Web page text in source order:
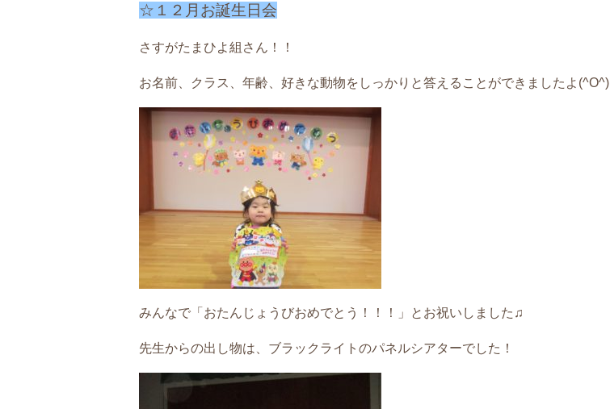
☆１２月お誕生日会
さすがたまひよ組さん！！
お名前、クラス、年齢、好きな動物をしっかりと答えることができましたよ(^O^)
みんなで「おたんじょうびおめでとう！！！」とお祝いしました♫
先生からの出し物は、ブラックライトのパネルシアターでした！